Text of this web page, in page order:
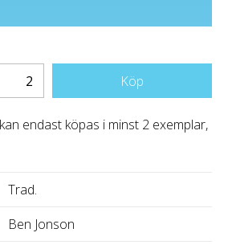
Köp
endast köpas i minst 2 exemplar,
Trad.
Ben Jonson